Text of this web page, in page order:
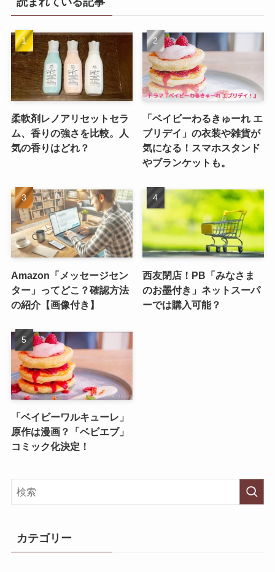
柔軟剤レノアリセットセラ
ム、香りの強さを比較。人
気の香りはどれ？
「ベイビーわるきゅーれ エ
ブリデイ」の衣装や雑貨が
気になる！スマホスタンド
やブランケットも。
Amazon「メッセージセン
ター」ってどこ？確認方法
の紹介【画像付き】
西友閉店！PB「みなさま
のお墨付き」ネットスーパ
ーでは購入可能？
「ベイビーワルキューレ」
原作は漫画？「ベビエブ」
コミック化決定！
カテゴリー